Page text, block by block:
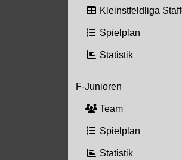
Kleinstfeldliga
Spielplan
Statistik
F-Junioren
Team
Spielplan
Statistik